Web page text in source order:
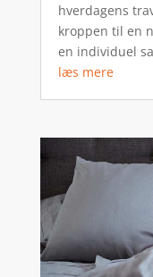
hverdagens
kroppen til en
en individuel
læs mere